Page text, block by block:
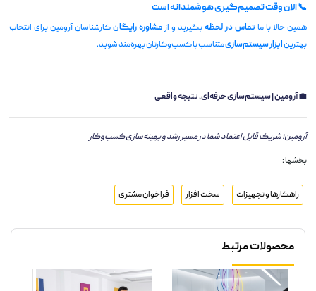
📞 الان وقت تصمیم‌گیری هوشمندانه است
همین حالا با ما تماس در لحظهبگیرید و از مشاوره رایگانکارشناسان آرومین برای انتخاب
بهترینابزار سیستم‌سازیمتناسب با کسب‌وکارتان بهره‌مند شوید.
💼آرومین | سیستم‌سازی حرفه‌ای، نتیجه واقعی
آرومین؛ شریک قابل اعتماد شما در مسیر رشد و بهینه‌سازی کسب‌وکار
بخشها :
راهکارها و تجهیزات سخت افزار فراخوان مشتری
محصولات مرتبط